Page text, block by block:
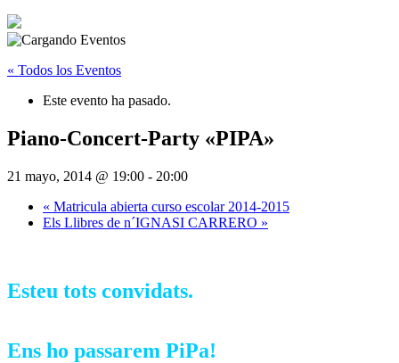
« Todos los Eventos
Este evento ha pasado.
Piano-Concert-Party «PIPA»
21 mayo, 2014 @ 19:00 - 20:00
« Matricula abierta curso escolar 2014-2015
Els Llibres de n´IGNASI CARRERO »
Esteu tots convidats.
Ens ho passarem PiPa!